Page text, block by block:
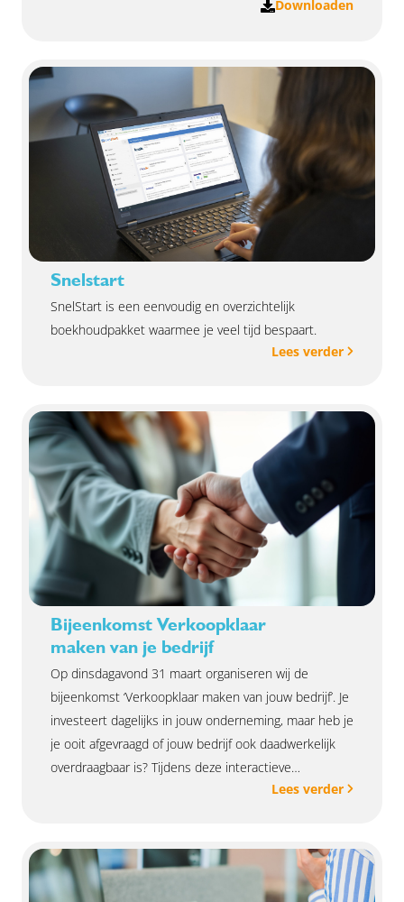
Downloaden
Snelstart
SnelStart is een eenvoudig en overzichtelijk
boekhoudpakket waarmee je veel tijd bespaart.
Lees verder
Bijeenkomst Verkoopklaar
maken van je bedrijf
Op dinsdagavond 31 maart organiseren wij de
bijeenkomst ‘Verkoopklaar maken van jouw bedrijf’. Je
investeert dagelijks in jouw onderneming, maar heb je
je ooit afgevraagd of jouw bedrijf ook daadwerkelijk
overdraagbaar is? Tijdens deze interactieve
bijeenkomst ontdek je hoe potentiële kopers naar
waardevoller te maken. Wil jij weten hoe verkoopklaar
jouw onderneming is? Meld je dan direct aan.
Lees verder